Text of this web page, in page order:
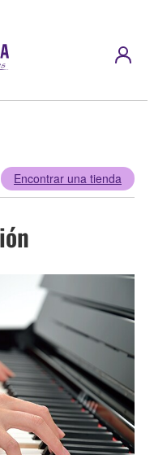
Encontrar una tienda